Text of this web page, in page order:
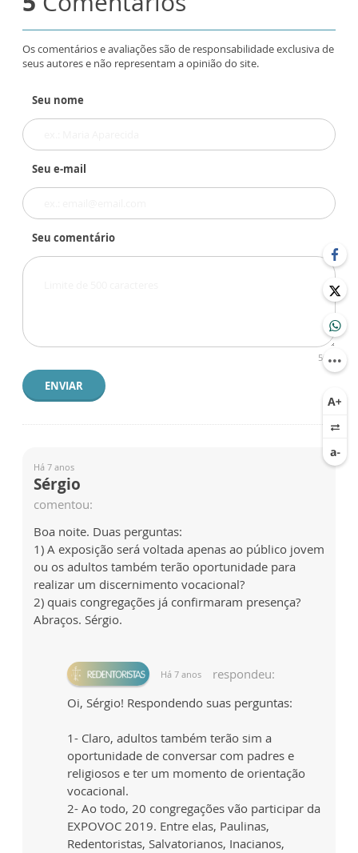
Os comentários e avaliações são de responsabilidade exclusiva de
seus autores e não representam a opinião do site.
Seu nome
Seu e-mail
Seu comentário
500
ENVIAR
Há 7 anos
Sérgio
comentou:
Boa noite. Duas perguntas:
1) A exposição será voltada apenas ao público jovem
ou os adultos também terão oportunidade para
realizar um discernimento vocacional?
2) quais congregações já confirmaram presença?
Abraços. Sérgio.
Há 7 anos
respondeu:
Oi, Sérgio! Respondendo suas perguntas:
1- Claro, adultos também terão sim a
oportunidade de conversar com padres e
religiosos e ter um momento de orientação
vocacional.
2- Ao todo, 20 congregações vão participar da
EXPOVOC 2019. Entre elas, Paulinas,
Redentoristas, Salvatorianos, Inacianos,